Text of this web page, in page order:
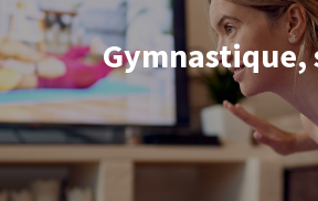
Gymnastique,